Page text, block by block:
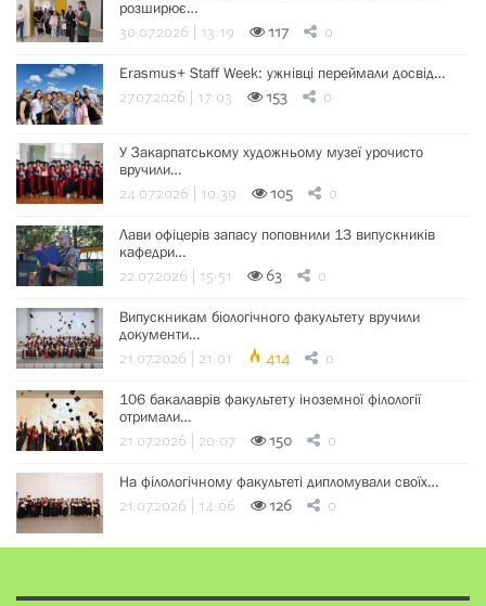
розширює…
30.07.2026 | 13:19 117 0
Erasmus+ Staff Week: ужнівці переймали досвід…
27.07.2026 | 17:03 153 0
У Закарпатському художньому музеї урочисто
вручили…
24.07.2026 | 10:39 105 0
Лави офіцерів запасу поповнили 13 випускників
кафедри…
22.07.2026 | 15:51 63 0
Випускникам біологічного факультету вручили
документи…
21.07.2026 | 21:01 414 0
106 бакалаврів факультету іноземної філології
отримали…
21.07.2026 | 20:07 150 0
На філологічному факультеті дипломували своїх…
21.07.2026 | 14:06 126 0